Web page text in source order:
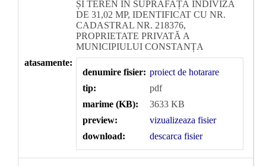
ȘI TEREN ÎN SUPRAFAȚĂ INDIVIZĂ
DE 31,02 MP, IDENTIFICAT CU NR.
CADASTRAL NR. 218376,
PROPRIETATE PRIVATĂ A
MUNICIPIULUI CONSTANȚA
atasamente:
denumire fisier: proiect de hotarare
tip:
pdf
marime (KB):
3633 KB
preview:
vizualizeaza fisier
download:
descarca fisier